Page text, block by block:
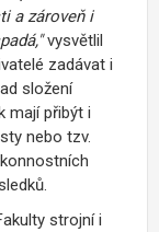
a zároveň i
vysvětlil
zadávat i
složení
mají přibýt i
nebo tzv.
strojní i